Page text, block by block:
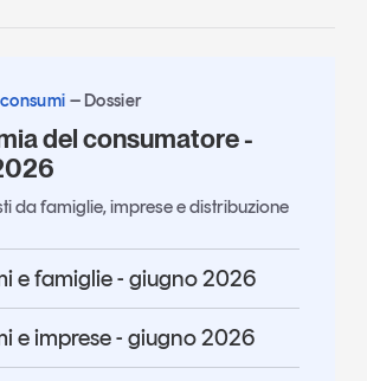
Dossier
del consumatore -
da famiglie, imprese e distribuzione
e famiglie - giugno 2026
e imprese - giugno 2026